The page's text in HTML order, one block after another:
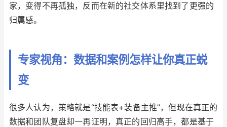
家，变得不再孤独，反而在新的社交体系里找到了更强的
归属感。
专家视角：数据和案例怎样让你真正蜕
变
很多人认为，策略就是“技能表+装备主推”，但现在真正的
数据和团队复盘却一再证明，真正的回归高手，都是基于